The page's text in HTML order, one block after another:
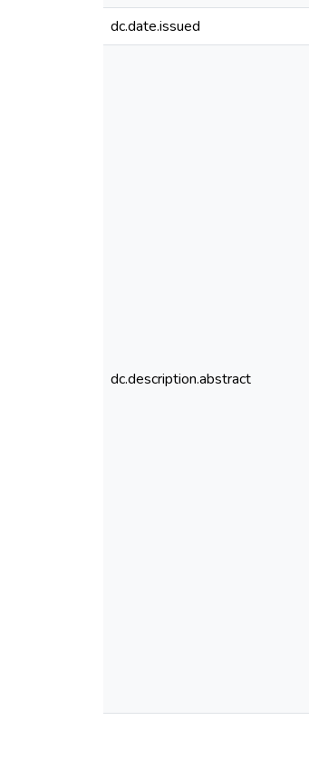
dc.date.issued
dc.description.abstract